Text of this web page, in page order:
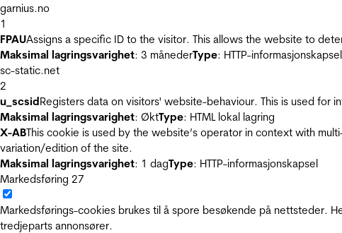
garnius.no
1
FPAUAssigns a specific ID to the visitor. This allows the website to
Maksimal lagringsvarighet: 3 månederType: HTTP-informasjonskapsel
sc-static.net
2
u_scsidRegisters data on visitors' website-behaviour. This is used for
Maksimal lagringsvarighet: ØktType: HTML lokal lagring
X-ABThis cookie is used by the website’s operator in context with
variation/edition of the site.
Maksimal lagringsvarighet: 1 dagType: HTTP-informasjonskapsel
Markedsføring 27
Markedsførings-cookies brukes til å spore besøkende på nettsteder.
tredjeparts annonsører.